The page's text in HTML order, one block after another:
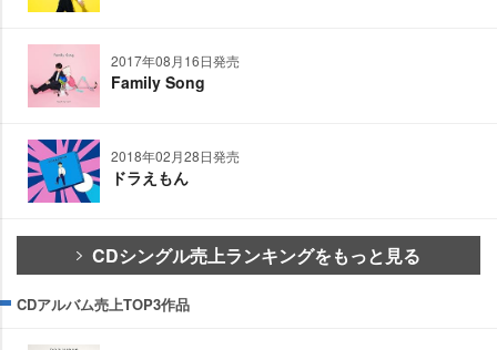
2017年08月16日発売
Family Song
2018年02月28日発売
ドラえもん
CDシングル売上ランキングをもっと見る
CDアルバム売上TOP3作品